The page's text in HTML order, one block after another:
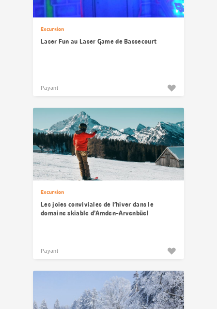
Excursion
Laser Fun au Laser Game de Bassecourt
Payant
Excursion
Les joies conviviales de l’hiver dans le
domaine skiable d’Amden-Arvenbüel
Payant